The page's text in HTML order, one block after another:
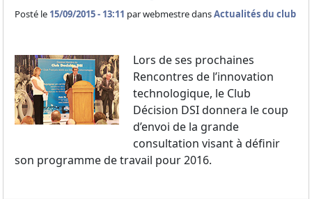
Posté le 15/09/2015 - 13:11 parwebmestre dansActualités du club
Lors de ses prochaines
Rencontres de l’innovation
technologique, le Club
Décision DSI donnera le coup
d’envoi de la grande
consultation visant à définir
son programme de travail pour 2016.